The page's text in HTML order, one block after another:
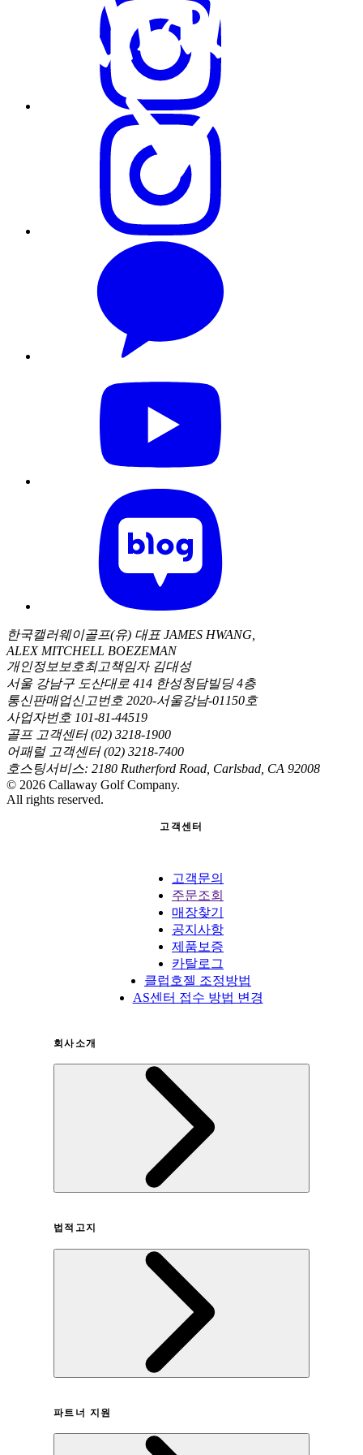
한국캘러웨이골프(유) 대표 JAMES HWANG,
ALEX MITCHELL BOEZEMAN
개인정보보호최고책임자 김대성
서울 강남구 도산대로 414 한성청담빌딩 4층
통신판매업신고번호 2020-서울강남-01150호
사업자번호 101-81-44519
골프 고객센터 (02) 3218-1900
어패럴 고객센터 (02) 3218-7400
호스팅서비스: 2180 Rutherford Road, Carlsbad, CA 92008
© 2026 Callaway Golf Company.
All rights reserved.
고객센터
고객문의
주문조회
매장찾기
공지사항
제품보증
카탈로그
클럽호젤 조정방법
AS센터 접수 방법 변경
회사소개
법적고지
개인정보취급방침
파트너 지원